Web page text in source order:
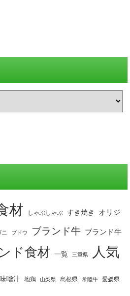
材 しゃぶしゃぶ すき焼き オリジ
ニ ブドウ ブランド牛 ブランド牛
ド食材 一覧 三重県
人気
味噌汁 地鶏 山梨県 島根県 常陸牛 愛媛県